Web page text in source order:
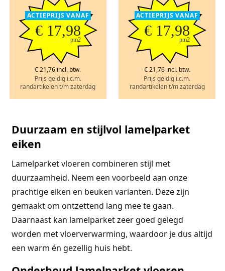
ACTIEPRIJS VANAF
€ 17,98
pm2
€ 21,76 incl. btw.
Prijs geldig i.c.m.
randartikelen t/m zaterdag
ACTIEPRIJS VANAF
€ 17,98
pm2
€ 21,76 incl. btw.
Prijs geldig i.c.m.
randartikelen t/m zaterdag
Duurzaam en stijlvol lamelparket
eiken
Lamelparket vloeren combineren stijl met
duurzaamheid. Neem een voorbeeld aan onze
prachtige eiken en beuken varianten. Deze zijn
gemaakt om ontzettend lang mee te gaan.
Daarnaast kan lamelparket zeer goed gelegd
worden met vloerverwarming, waardoor je dus altijd
een warm én gezellig huis hebt.